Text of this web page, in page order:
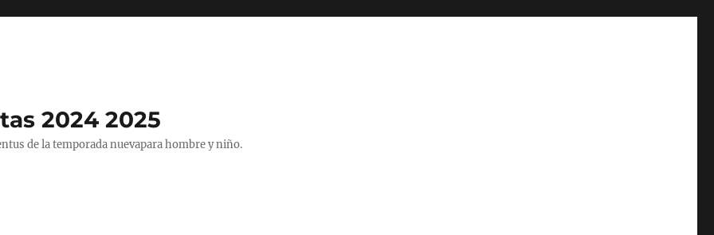
2024 2025
de la temporada nuevapara hombre y niño.